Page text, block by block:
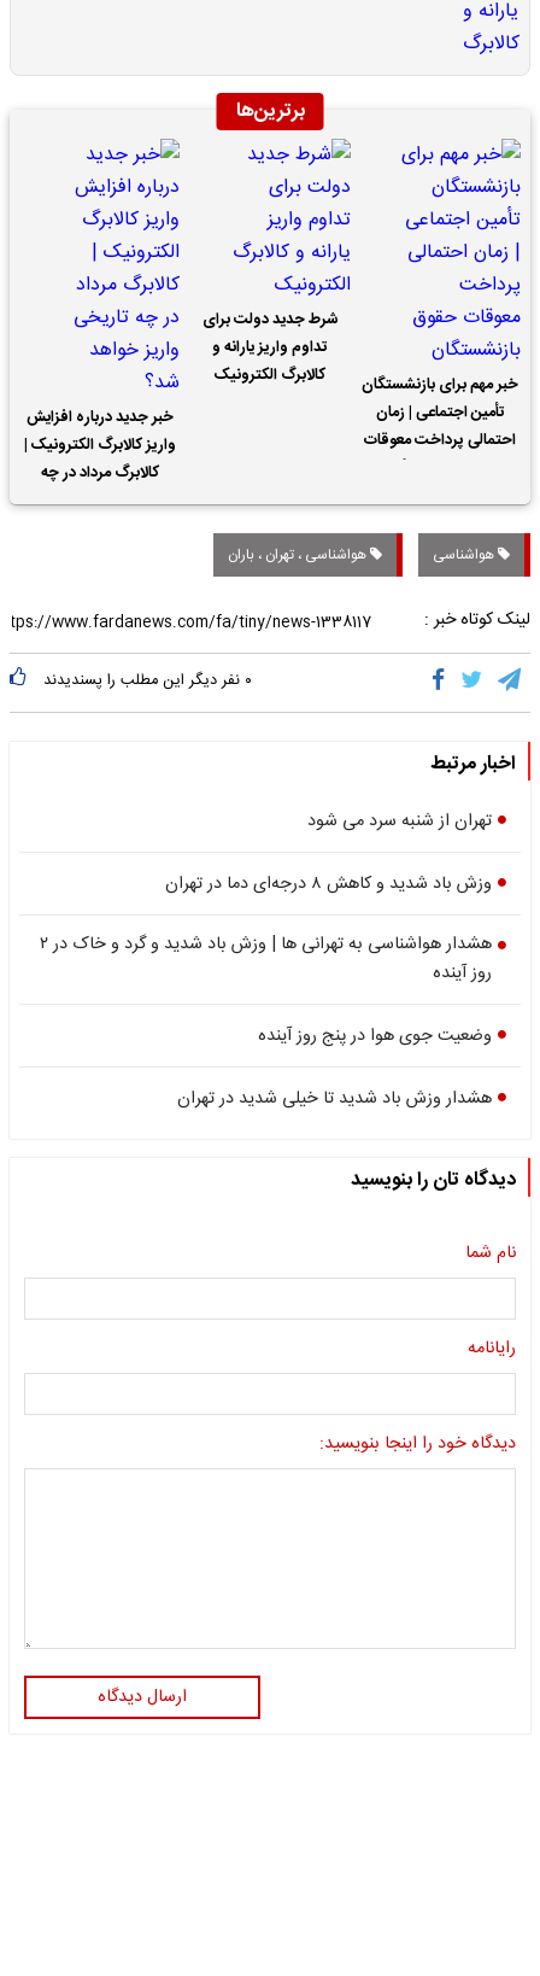
برترین‌ها
خبر مهم برای بازنشستگان
تأمین اجتماعی | زمان
احتمالی پرداخت معوقات
شرط جدید دولت برای
تداوم واریز یارانه و
کالابرگ الکترونیک
خبر جدید درباره افزایش
واریز کالابرگ الکترونیک |
کالابرگ مرداد در چه
تاریخی واریز خواهد شد؟
هواشناسی هواشناسی ، تهران ، باران
لینک کوتاه خبر :
۰ نفر دیگر این مطلب را پسندیدند
اخبار مرتبط
تهران از شنبه سرد می شود
وزش باد شدید و کاهش ۸ درجه‌ای دما در تهران
هشدار هواشناسی به تهرانی ها | وزش باد شدید و گرد و خاک در ۲
روز آینده
وضعیت جوی هوا در پنج روز آینده
هشدار وزش باد شدید تا خیلی شدید در تهران
دیدگاه تان را بنویسید
نام شما
رایانامه
دیدگاه خود را اینجا بنویسید:
ارسال دیدگاه